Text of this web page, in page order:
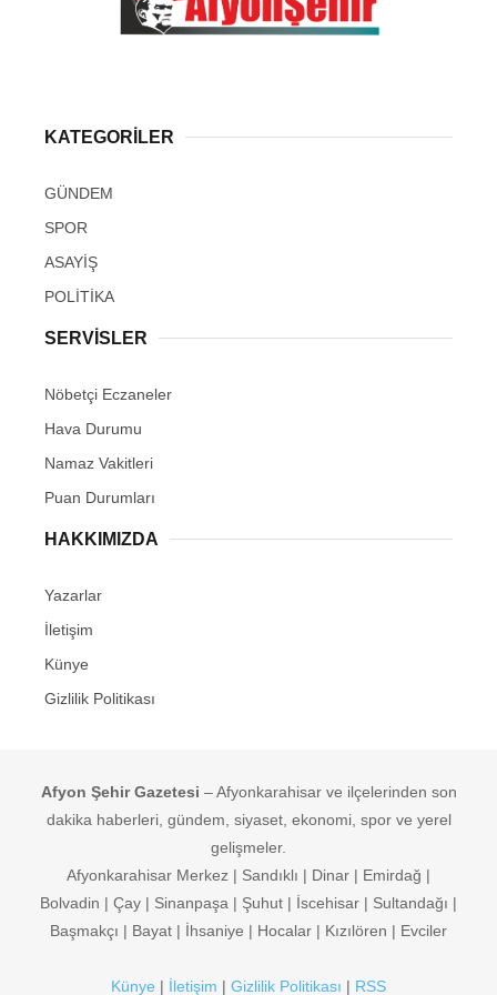
KATEGORİLER
GÜNDEM
SPOR
ASAYİŞ
POLİTİKA
SERVİSLER
Nöbetçi Eczaneler
Hava Durumu
Namaz Vakitleri
Puan Durumları
HAKKIMIZDA
Yazarlar
İletişim
Künye
Gizlilik Politikası
Afyon Şehir Gazetesi – Afyonkarahisar ve ilçelerinden son
dakika haberleri, gündem, siyaset, ekonomi, spor ve yerel
gelişmeler.
Afyonkarahisar Merkez | Sandıklı | Dinar | Emirdağ |
Bolvadin | Çay | Sinanpaşa | Şuhut | İscehisar | Sultandağı |
Başmakçı | Bayat | İhsaniye | Hocalar | Kızılören | Evciler
Künye | İletişim | Gizlilik Politikası | RSS